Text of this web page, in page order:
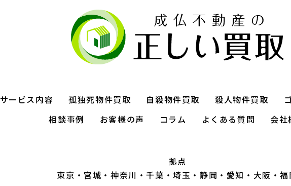
サービス内容 孤独死物件買取 自殺物件買取 殺人物件買取
相談事例
お客様の声 コラム よくある質問 会社
拠点
東京
宮城 神奈川 千葉 埼玉 静岡 愛知 大阪